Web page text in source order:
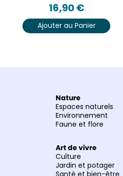
16,90€
Ajouter au Panier
Nature
Espaces naturels
Environnement
Faune et flore
Art de vivre
Culture
Jardin et potager
Santé et bien-être